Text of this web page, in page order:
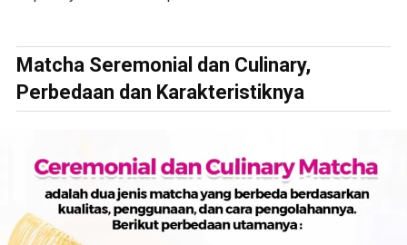
Matcha Seremonial dan Culinary,
Perbedaan dan Karakteristiknya